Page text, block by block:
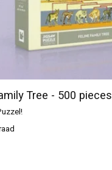
Tree - 500 pieces